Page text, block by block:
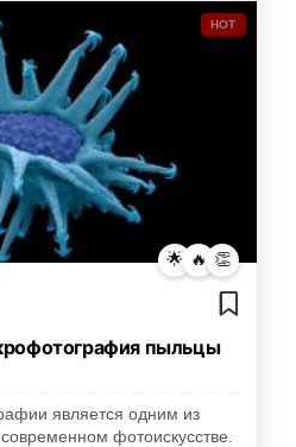
HOT
🌟 🔥 👏
пыльцы
является одним из
фотоискусстве.